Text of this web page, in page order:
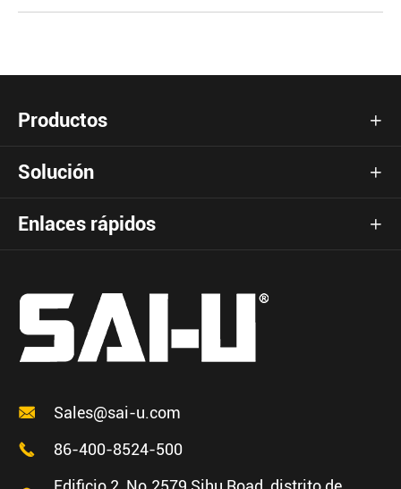
Productos 
Solución 
Enlaces rápidos 

Sales@sai-u.com

86-400-8524-500